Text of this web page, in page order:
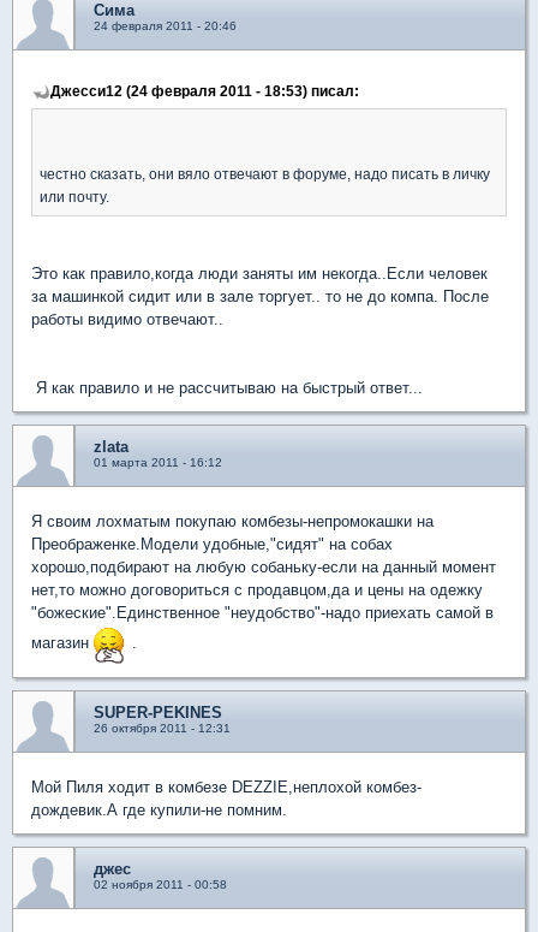
Сима
24 февраля 2011 - 20:46
Джесси12 (24 февраля 2011 - 18:53) писал:
честно сказать, они вяло отвечают в форуме, надо писать в личку
или почту.
Это как правило,когда люди заняты им некогда..Если человек
за машинкой сидит или в зале торгует.. то не до компа. После
работы видимо отвечают..
Я как правило и не рассчитываю на быстрый ответ...
zlata
01 марта 2011 - 16:12
Я своим лохматым покупаю комбезы-непромокашки на
Преображенке.Модели удобные,"сидят" на собах
хорошо,подбирают на любую собаньку-если на данный момент
нет,то можно договориться с продавцом,да и цены на одежку
"божеские".Единственное "неудобство"-надо приехать самой в
магазин
.
SUPER-PEKINES
26 октября 2011 - 12:31
Мой Пиля ходит в комбезе DEZZIE,неплохой комбез-
дождевик.А где купили-не помним.
джес
02 ноября 2011 - 00:58